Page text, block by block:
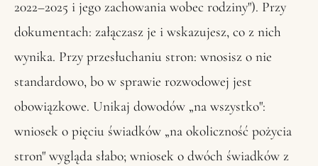
2022–2025 i jego zachowania wobec rodziny"). Przy
dokumentach: załączasz je i wskazujesz, co z nich
wynika. Przy przesłuchaniu stron: wnosisz o nie
standardowo, bo w sprawie rozwodowej jest
obowiązkowe. Unikaj dowodów „na wszystko":
wniosek o pięciu świadków „na okoliczność pożycia
stron" wygląda słabo; wniosek o dwóch świadków z